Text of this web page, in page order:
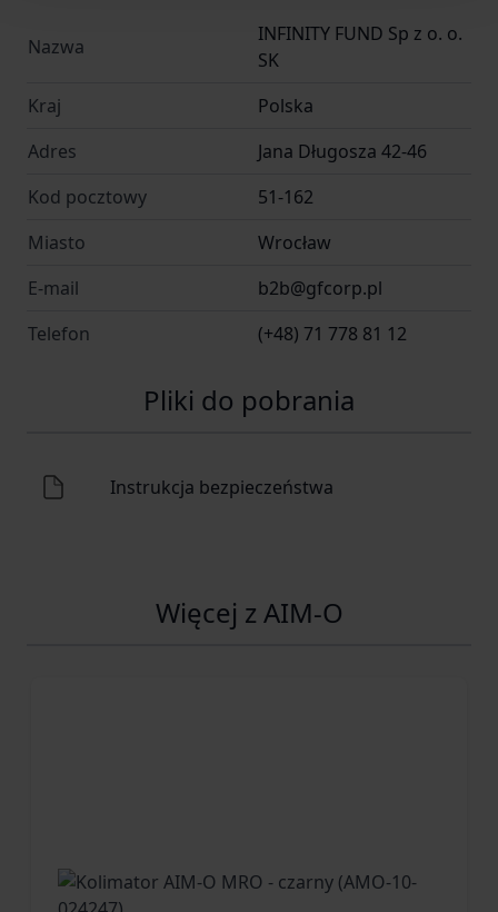
Nazwa
INFINITY FUND Sp z o. o.
SK
Kraj
Polska
Adres
Jana Długosza 42-46
Kod pocztowy
51-162
Miasto
Wrocław
E-mail
b2b@gfcorp.pl
Telefon
(+48) 71 778 81 12
Pliki do pobrania
Instrukcja bezpieczeństwa
Więcej z AIM-O